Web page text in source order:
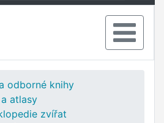
odborné knihy
atlasy
zvířat